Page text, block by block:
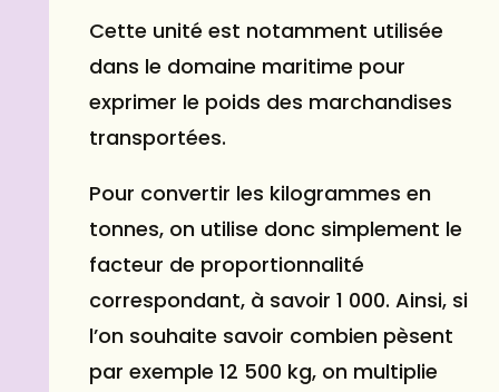
Cette unité est notamment utilisée
dans le domaine maritime pour
exprimer le poids des marchandises
transportées.
Pour convertir les kilogrammes en
tonnes, on utilise donc simplement le
facteur de proportionnalité
correspondant, à savoir 1 000. Ainsi, si
l’on souhaite savoir combien pèsent
par exemple 12 500 kg, on multiplie